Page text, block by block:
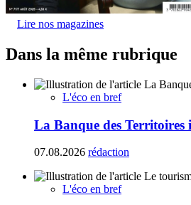
Lire nos magazines
Dans la même rubrique
L'éco en bref
La Banque des Territoires
07.08.2026 rédaction
L'éco en bref